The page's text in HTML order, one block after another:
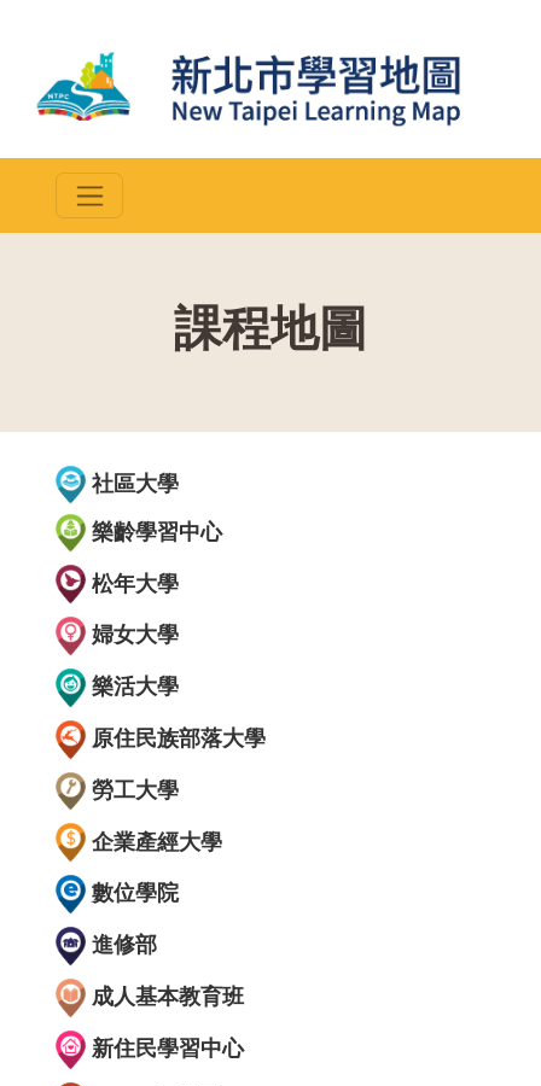
課程地圖
社區大學
樂齡學習中心
松年大學
婦女大學
樂活大學
原住民族部落大學
勞工大學
企業產經大學
數位學院
進修部
成人基本教育班
新住民學習中心